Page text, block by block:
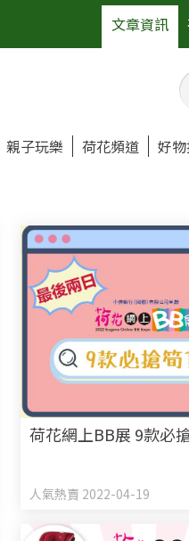
文章資訊
親子玩樂 荷花頻道 好
荷花網上BB展 9款必
人氣熱賣 2022-04-19